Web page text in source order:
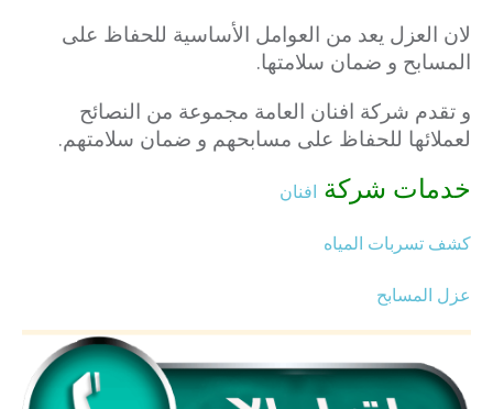
لان العزل يعد من العوامل الأساسية للحفاظ على
المسابح و ضمان سلامتها.
و تقدم شركة افنان العامة مجموعة من النصائح
لعملائها للحفاظ على مسابحهم و ضمان سلامتهم.
خدمات شركة افنان
كشف تسربات المياه
عزل المسابح